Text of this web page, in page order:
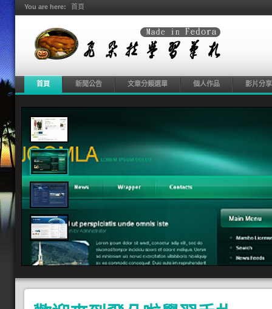
You are here: 首頁
首頁 新聞公告 文章分類選單 個人作品 影片分